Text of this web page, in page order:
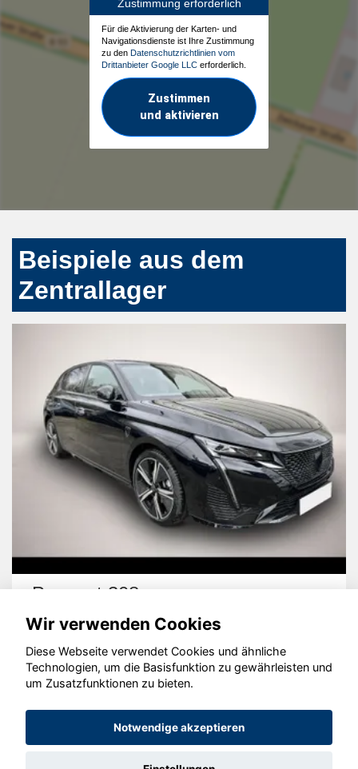
Zustimmung erforderlich
Für die Aktivierung der Karten- und
Navigationsdienste ist Ihre Zustimmung
zu den Datenschutzrichtlinien vom
Drittanbieter Google LLC erforderlich.
Zustimmen
und aktivieren
Beispiele aus dem
Zentrallager
Peugeot 308
© konjunkturmotor.de GmbH 2020 - 2026
Wir verwenden Cookies
Diese Webseite verwendet Cookies und ähnliche
Technologien, um die Basisfunktion zu gewährleisten und
um Zusatzfunktionen zu bieten.
Notwendige akzeptieren